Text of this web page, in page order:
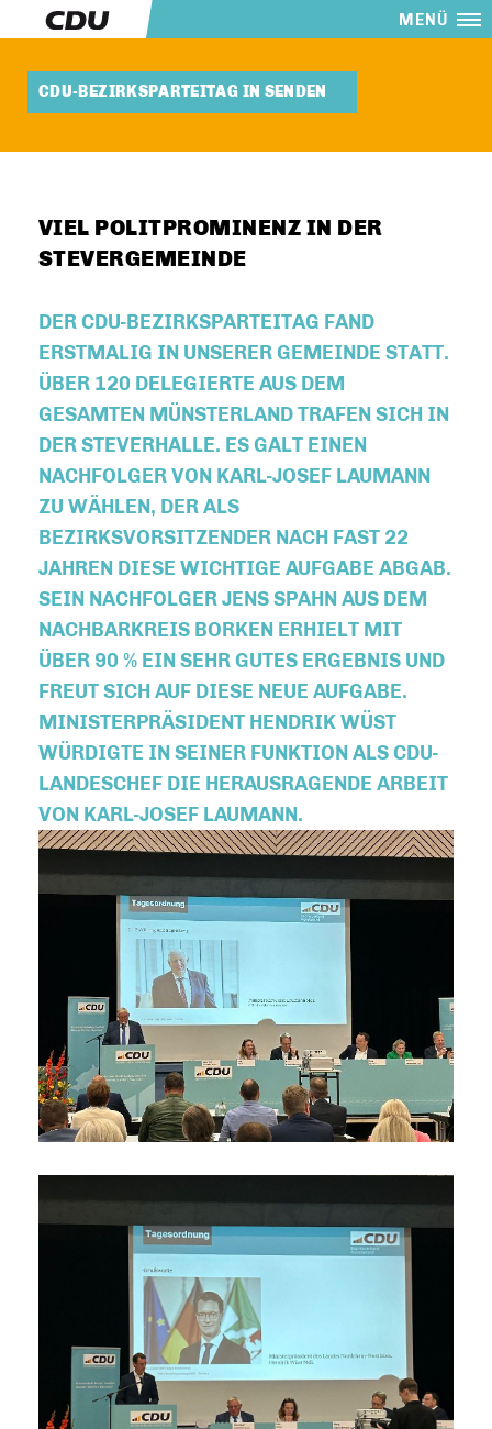
MENÜ
CDU-BEZIRKSPARTEITAG IN SENDEN
VIEL POLITPROMINENZ IN DER
STEVERGEMEINDE
DER CDU-BEZIRKSPARTEITAG FAND
ERSTMALIG IN UNSERER GEMEINDE STATT.
ÜBER 120 DELEGIERTE AUS DEM
GESAMTEN MÜNSTERLAND TRAFEN SICH IN
DER STEVERHALLE. ES GALT EINEN
NACHFOLGER VON KARL-JOSEF LAUMANN
ZU WÄHLEN, DER ALS
BEZIRKSVORSITZENDER NACH FAST 22
JAHREN DIESE WICHTIGE AUFGABE ABGAB.
SEIN NACHFOLGER JENS SPAHN AUS DEM
NACHBARKREIS BORKEN ERHIELT MIT
ÜBER 90 % EIN SEHR GUTES ERGEBNIS UND
FREUT SICH AUF DIESE NEUE AUFGABE.
MINISTERPRÄSIDENT HENDRIK WÜST
WÜRDIGTE IN SEINER FUNKTION ALS CDU-
LANDESCHEF DIE HERAUSRAGENDE ARBEIT
VON KARL-JOSEF LAUMANN.